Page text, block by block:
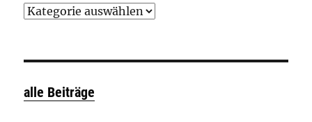
alle Beiträge